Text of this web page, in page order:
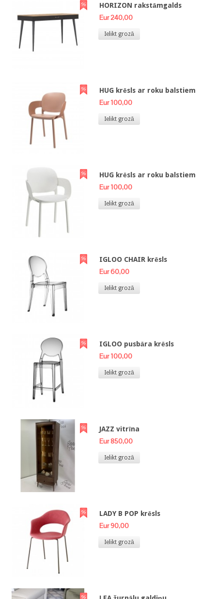
HORIZON rakstāmgalds
Eur 240,00
Ielikt grozā
HUG krēsls ar roku balstiem
Eur 100,00
Ielikt grozā
HUG krēsls ar roku balstiem
Eur 100,00
Ielikt grozā
IGLOO CHAIR krēsls
Eur 60,00
Ielikt grozā
IGLOO pusbāra krēsls
Eur 100,00
Ielikt grozā
JAZZ vitrīna
Eur 850,00
Ielikt grozā
LADY B POP krēsls
Eur 90,00
Ielikt grozā